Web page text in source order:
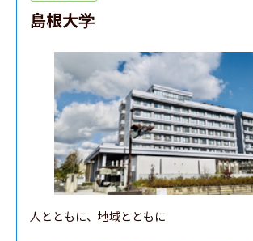
島根大学
人とともに、地域とともに